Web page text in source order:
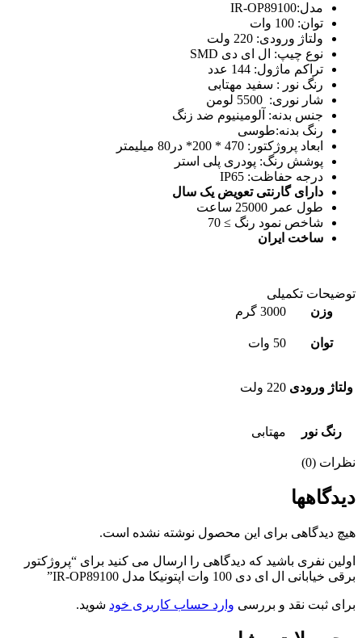
مدل:IR-OP89100
توان: 100 وات
ولتاژ ورودی: 220 ولت
نوع چیپ: ال ای دی SMD
تراکم ماژول: 144 عدد
رنگ نور : سفید مهتابی
شار نوری: 5500 لومن
جنس بدنه: آلومینیوم ضد زنگ
رنگ بدنه:طوسی
ابعاد پروژکتور: 470 * 200* در80 میلیمتر
پوشش رنگ: پودری پلی استر
درجه حفاظت: IP65
دارای گارنتی تعویض یک سال
طول عمر 25000 ساعت
شاخص نمود رنگ ≥ 70
ساخت ایران
توضیحات تکمیلی
وزن
3000 گرم
توان 50 وات
ولتاژ ورودی 220 ولت
رنگ نور مهتابی
نظرات (0)
دیدگاهها
هیچ دیدگاهی برای این محصول نوشته نشده است.
اولین نفری باشید که دیدگاهی را ارسال می کنید برای “پروژکتور
برقی خیابانی ال ای دی 100 وات اپتونیکا مدل IR-OP89100”
برای ثبت نقد و بررسی وارد حساب کاربری خود شوید.